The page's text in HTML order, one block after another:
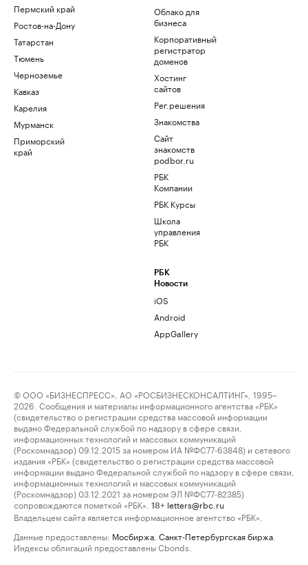
Пермский край
Ростов-на-Дону
Татарстан
Тюмень
Черноземье
Кавказ
Карелия
Мурманск
Приморский
край
Облако для
бизнеса
Корпоративный
регистратор
доменов
Хостинг
сайтов
Рег.решения
Знакомства
Сайт
знакомств
podbor.ru
РБК
Компании
РБК Курсы
Школа
управления
РБК
РБК
Новости
iOS
Android
AppGallery
© ООО «БИЗНЕСПРЕСС», АО «РОСБИЗНЕСКОНСАЛТИНГ», 1995–
2026. Сообщения и материалы информационного агентства «РБК»
(свидетельство о регистрации средства массовой информации
выдано Федеральной службой по надзору в сфере связи,
информационных технологий и массовых коммуникаций
(Роскомнадзор) 09.12.2015 за номером ИА №ФС77-63848) и сетевого
издания «РБК» (свидетельство о регистрации средства массовой
информации выдано Федеральной службой по надзору в сфере связи,
информационных технологий и массовых коммуникаций
(Роскомнадзор) 03.12.2021 за номером ЭЛ №ФС77-82385)
сопровождаются пометкой «РБК».
18+ letters@rbc.ru
Владельцем сайта является информационное агентство «РБК».
Данные предоставлены: Мосбиржа Санкт-Петербургская биржа
Индексы облигаций предоставлены Cbonds.